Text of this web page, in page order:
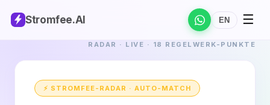
Stromfee.AI EN ☰
RADAR · LIVE · 18 REGELWERK-PUNKTE
⚡ STROMFEE-RADAR · AUTO-MATCH